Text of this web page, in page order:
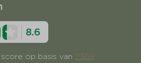
8.6
op basis van 2369